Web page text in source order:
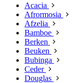
Acacia
Afrormosia
Afzelia
Bamboe
Berken
Beuken
Bubinga
Ceder
Douglas